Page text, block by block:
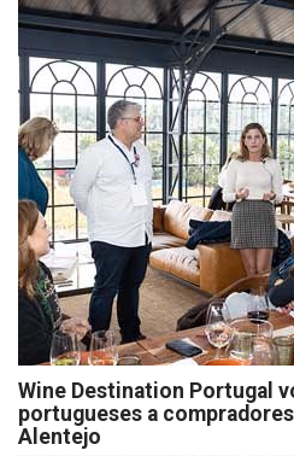
Wine Destination Portugal
portugueses a
Alentejo